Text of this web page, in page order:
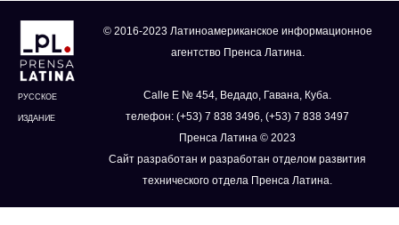
РУССКОЕ
ИЗДАНИЕ
© 2016-2023 Латиноамериканское информационное
агентство Пренса Латина.
Calle E № 454, Ведадо, Гавана, Куба.
телефон: (+53) 7 838 3496, (+53) 7 838 3497
Пренса Латина © 2023
Сайт разработан и разработан отделом развития
технического отдела Пренса Латина.